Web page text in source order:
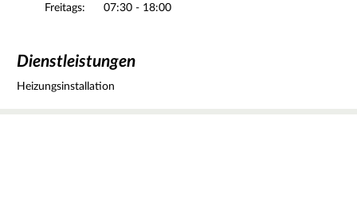
Freitags:
07:30 - 18:00
Dienstleistungen
Heizungsinstallation